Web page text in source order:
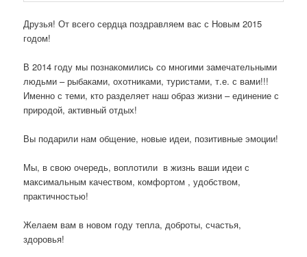
Друзья! От всего сердца поздравляем вас с Новым 2015
годом!
В 2014 году мы познакомились со многими замечательными
людьми – рыбаками, охотниками, туристами, т.е. с вами!!!
Именно с теми, кто разделяет наш образ жизни – единение с
природой, активный отдых!
Вы подарили нам общение, новые идеи, позитивные эмоции!
Мы, в свою очередь, воплотили в жизнь ваши идеи с
максимальным качеством, комфортом , удобством,
практичностью!
Желаем вам в новом году тепла, доброты, счастья,
здоровья!